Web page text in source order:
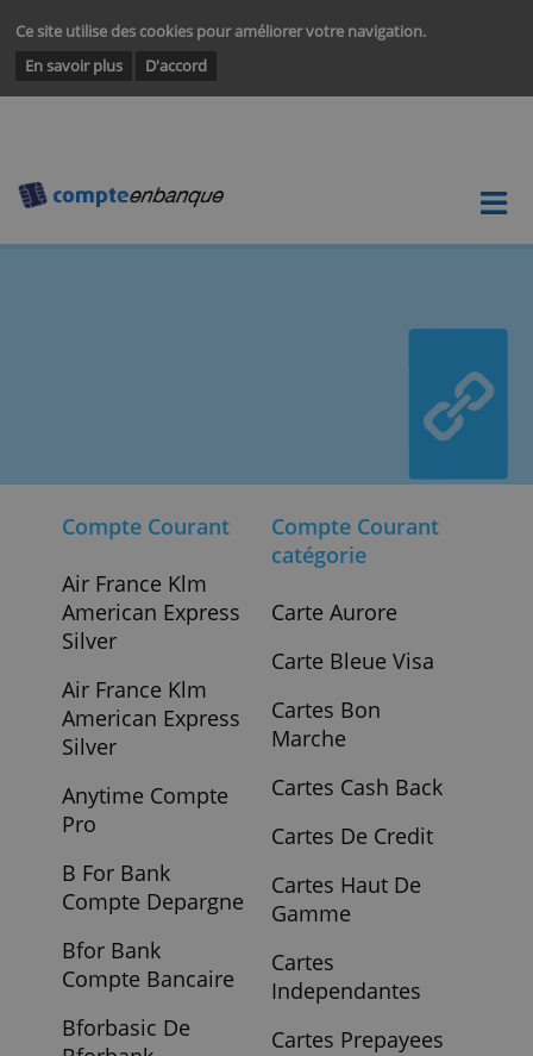
Ce site utilise des cookies pour améliorer votre navigation.
En savoir plus
D'accord
Compte Courant
American Express
Silver
Air France Klm
American Express
Anytime Compte
Pro
B For Bank
Compte Depargne
Compte Courant
catégorie
Carte Aurore
Carte Bleue Visa
Cartes Bon
Marche
Cartes Cash Back
Cartes De Credit
Cartes Haut De
Gamme